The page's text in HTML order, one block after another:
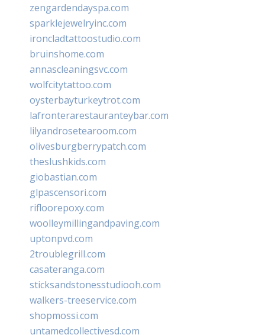
zengardendayspa.com
sparklejewelryinc.com
ironcladtattoostudio.com
bruinshome.com
annascleaningsvc.com
wolfcitytattoo.com
oysterbayturkeytrot.com
lafronterarestauranteybar.com
lilyandrosetearoom.com
olivesburgberrypatch.com
theslushkids.com
giobastian.com
glpascensori.com
rifloorepoxy.com
woolleymillingandpaving.com
uptonpvd.com
2troublegrill.com
casateranga.com
sticksandstonesstudiooh.com
walkers-treeservice.com
shopmossi.com
untamedcollectivesd.com